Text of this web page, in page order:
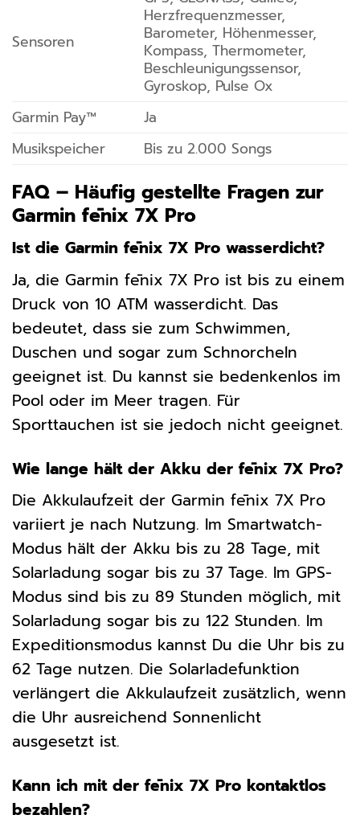
Sensoren
Herzfrequenzmesser,
Barometer, Höhenmesser,
Kompass, Thermometer,
Beschleunigungssensor,
Gyroskop, Pulse Ox
Garmin Pay™
Ja
Musikspeicher
Bis zu 2.000 Songs
FAQ – Häufig gestellte Fragen zur
Garmin fēnix 7X Pro
Ist die Garmin fēnix 7X Pro wasserdicht?
Ja, die Garmin fēnix 7X Pro ist bis zu einem
Druck von 10 ATM wasserdicht. Das
bedeutet, dass sie zum Schwimmen,
Duschen und sogar zum Schnorcheln
geeignet ist. Du kannst sie bedenkenlos im
Pool oder im Meer tragen. Für
Sporttauchen ist sie jedoch nicht geeignet.
Wie lange hält der Akku der fēnix 7X Pro?
Die Akkulaufzeit der Garmin fēnix 7X Pro
variiert je nach Nutzung. Im Smartwatch-
Modus hält der Akku bis zu 28 Tage, mit
Solarladung sogar bis zu 37 Tage. Im GPS-
Modus sind bis zu 89 Stunden möglich, mit
Solarladung sogar bis zu 122 Stunden. Im
Expeditionsmodus kannst Du die Uhr bis zu
62 Tage nutzen. Die Solarladefunktion
verlängert die Akkulaufzeit zusätzlich, wenn
die Uhr ausreichend Sonnenlicht
ausgesetzt ist.
Kann ich mit der fēnix 7X Pro kontaktlos
bezahlen?